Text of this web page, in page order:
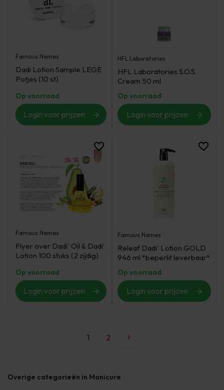
Famous Names
Dadi Lotion Sample LEGE
Potjes (10 st)
Op voorraad
Login voor prijzen
HFL Laboratories
HFL Laboratories S.O.S.
Cream 50 ml
Op voorraad
Login voor prijzen
Famous Names
Flyer over Dadi' Oil & Dadi'
Lotion 100 stuks (2 zijdig)
Op voorraad
Login voor prijzen
Famous Names
Releaf Dadi' Lotion GOLD
946 ml *beperkt leverbaar*
Op voorraad
Login voor prijzen
1 2
Overige categorieën in Manicure